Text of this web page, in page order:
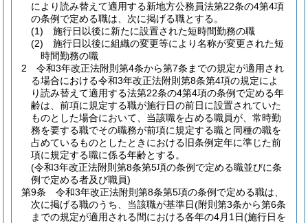
により読み替えて適用する新地方公務員法第22条の4第4項
の条例で定める職は、次に掲げる職とする。
(1)
施行日以後に新たに設置された短時間勤務の職
(2)
施行日以後に組織の変更等により名称が変更された短
時間勤務の職
2
令和3年改正法附則第4条から第7条までの規定が適用され
る場合における令和3年改正法附則第8条第4項の規定によ
り読み替えて適用する法第22条の4第4項の条例で定める年
齢は、前項に規定する職が施行日の前日に設置されていた
ものとした場合において、当該職を占める職員が、常時勤
務を要する職でその職務が前項に規定する職と同種の職を
占めているものとしたときにおける旧条例定年に準じた前
項に規定する職に係る年齢とする。
(令和3年改正法附則第8条第5項の条例で定める職並びに条
例で定める者及び職員)
第9条
令和3年改正法附則第8条第5項の条例で定める職は、
次に掲げる職のうち、当該職が基準日(附則第3条から第6条
までの規定が適用される間における各年の4月1日(施行日を